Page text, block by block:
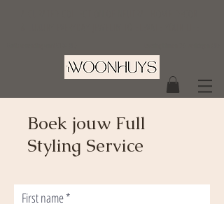
Boek jouw Full
Styling Service
First name